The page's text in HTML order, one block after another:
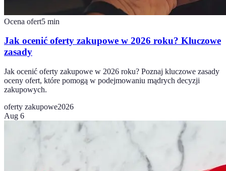
Ocena ofert5 min
Jak ocenić oferty zakupowe w 2026 roku? Kluczowe
zasady
Jak ocenić oferty zakupowe w 2026 roku? Poznaj kluczowe zasady
oceny ofert, które pomogą w podejmowaniu mądrych decyzji
zakupowych.
oferty zakupowe2026
Aug 6